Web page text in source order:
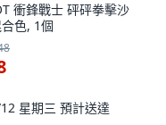
衝鋒戰士 砰砰拳擊沙
色, 1個
星期三 預計送達